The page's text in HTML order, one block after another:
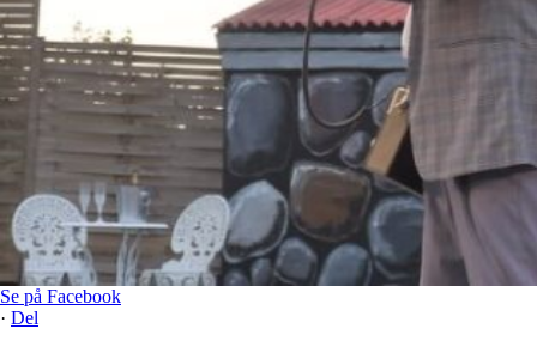
Se på Facebook
· Del